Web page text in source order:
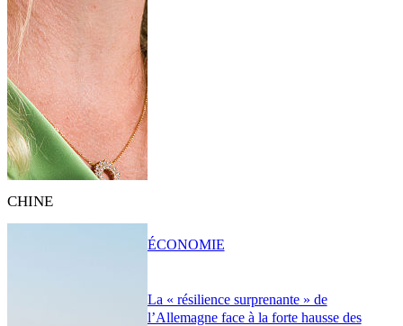
CHINE
La « résilience surprenante » de
l’Allemagne face à la forte hausse des
ÉCONOMIE